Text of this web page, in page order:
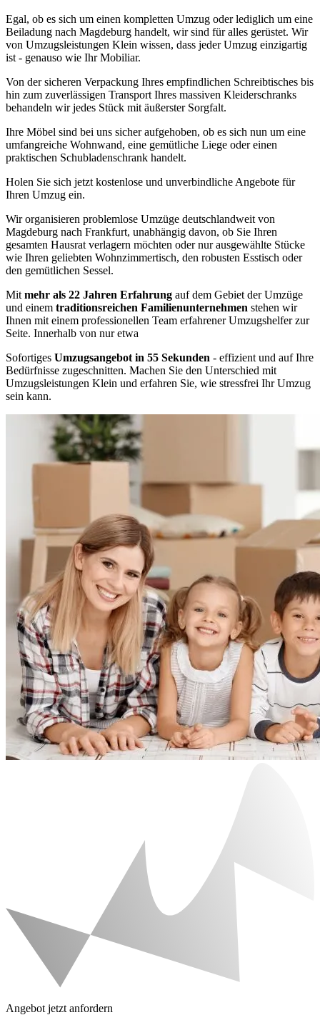
Egal, ob es sich um einen kompletten Umzug oder lediglich um eine
Beiladung nach Magdeburg handelt, wir sind für alles gerüstet. Wir
von Umzugsleistungen Klein wissen, dass jeder Umzug einzigartig
ist - genauso wie Ihr Mobiliar.
Von der sicheren Verpackung Ihres empfindlichen Schreibtisches bis
hin zum zuverlässigen Transport Ihres massiven Kleiderschranks
behandeln wir jedes Stück mit äußerster Sorgfalt.
Ihre Möbel sind bei uns sicher aufgehoben, ob es sich nun um eine
umfangreiche Wohnwand, eine gemütliche Liege oder einen
praktischen Schubladenschrank handelt.
Holen Sie sich jetzt kostenlose und unverbindliche Angebote für
Ihren Umzug ein.
Wir organisieren problemlose Umzüge deutschlandweit von
Magdeburg nach Frankfurt, unabhängig davon, ob Sie Ihren
gesamten Hausrat verlagern möchten oder nur ausgewählte Stücke
wie Ihren geliebten Wohnzimmertisch, den robusten Esstisch oder
den gemütlichen Sessel.
Mit mehr als 22 Jahren Erfahrung auf dem Gebiet der Umzüge
und einem traditionsreichen Familienunternehmen stehen wir
Ihnen mit einem professionellen Team erfahrener Umzugshelfer zur
Seite. Innerhalb von nur etwa
Sofortiges Umzugsangebot in 55 Sekunden - effizient und auf Ihre
Bedürfnisse zugeschnitten. Machen Sie den Unterschied mit
Umzugsleistungen Klein und erfahren Sie, wie stressfrei Ihr Umzug
sein kann.
Angebot jetzt anfordern